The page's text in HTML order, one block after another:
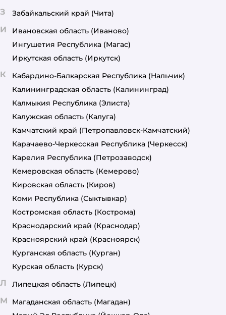
З Забайкальский край (Чита)
И Ивановская область (Иваново)
Ингушетия Республика (Магас)
Иркутская область (Иркутск)
К Кабардино-Балкарская Республика (Нальчик)
Калининградская область (Калининград)
Калмыкия Республика (Элиста)
Калужская область (Калуга)
Камчатский край (Петропавловск-Камчатский)
Карачаево-Черкесская Республика (Черкесск)
Карелия Республика (Петрозаводск)
Кемеровская область (Кемерово)
Кировская область (Киров)
Коми Республика (Сыктывкар)
Костромская область (Кострома)
Краснодарский край (Краснодар)
Красноярский край (Красноярск)
Курганская область (Курган)
Курская область (Курск)
Л Липецкая область (Липецк)
М Магаданская область (Магадан)